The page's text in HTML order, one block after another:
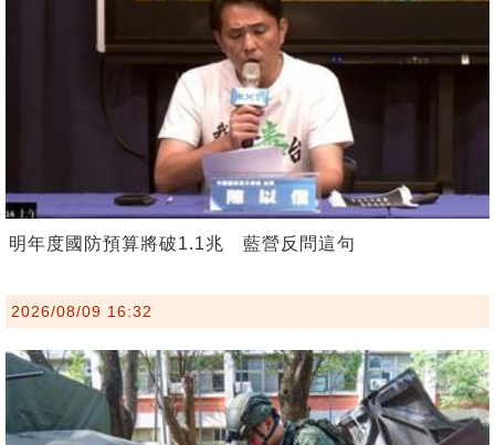
明年度國防預算將破1.1兆 藍營反問這句
2026/08/09 16:32